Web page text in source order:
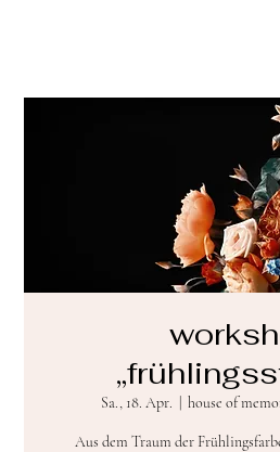
Sa., 18. Apr. house of
Aus dem Traum der